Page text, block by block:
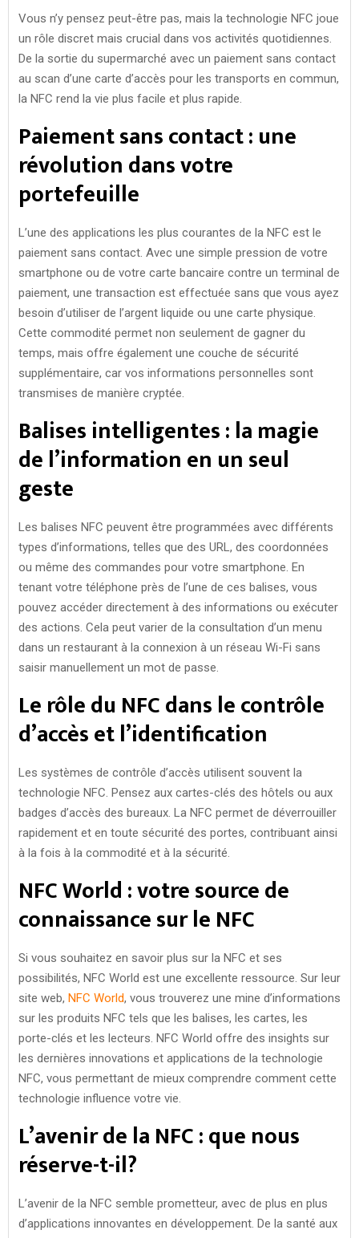
Vous n’y pensez peut-être pas, mais la technologie NFC joue
un rôle discret mais crucial dans vos activités quotidiennes.
De la sortie du supermarché avec un paiement sans contact
au scan d’une carte d’accès pour les transports en commun,
la NFC rend la vie plus facile et plus rapide.
Paiement sans contact : une
révolution dans votre
portefeuille
L’une des applications les plus courantes de la NFC est le
paiement sans contact. Avec une simple pression de votre
smartphone ou de votre carte bancaire contre un terminal de
paiement, une transaction est effectuée sans que vous ayez
besoin d’utiliser de l’argent liquide ou une carte physique.
Cette commodité permet non seulement de gagner du
temps, mais offre également une couche de sécurité
supplémentaire, car vos informations personnelles sont
transmises de manière cryptée.
Balises intelligentes : la magie
de l’information en un seul
geste
Les balises NFC peuvent être programmées avec différents
types d’informations, telles que des URL, des coordonnées
ou même des commandes pour votre smartphone. En
tenant votre téléphone près de l’une de ces balises, vous
pouvez accéder directement à des informations ou exécuter
des actions. Cela peut varier de la consultation d’un menu
dans un restaurant à la connexion à un réseau Wi-Fi sans
saisir manuellement un mot de passe.
Le rôle du NFC dans le contrôle
d’accès et l’identification
Les systèmes de contrôle d’accès utilisent souvent la
technologie NFC. Pensez aux cartes-clés des hôtels ou aux
badges d’accès des bureaux. La NFC permet de déverrouiller
rapidement et en toute sécurité des portes, contribuant ainsi
à la fois à la commodité et à la sécurité.
NFC World : votre source de
connaissance sur le NFC
Si vous souhaitez en savoir plus sur la NFC et ses
possibilités, NFC World est une excellente ressource. Sur leur
site web, NFC World, vous trouverez une mine d’informations
sur les produits NFC tels que les balises, les cartes, les
porte-clés et les lecteurs. NFC World offre des insights sur
les dernières innovations et applications de la technologie
NFC, vous permettant de mieux comprendre comment cette
technologie influence votre vie.
L’avenir de la NFC : que nous
réserve-t-il?
L’avenir de la NFC semble prometteur, avec de plus en plus
d’applications innovantes en développement. De la santé aux